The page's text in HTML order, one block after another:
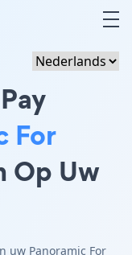
For
Op Uw
uw Panoramic For